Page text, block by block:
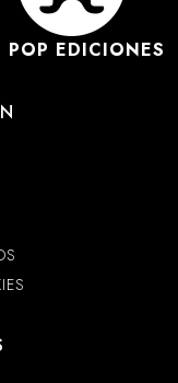
POP EDICIONES